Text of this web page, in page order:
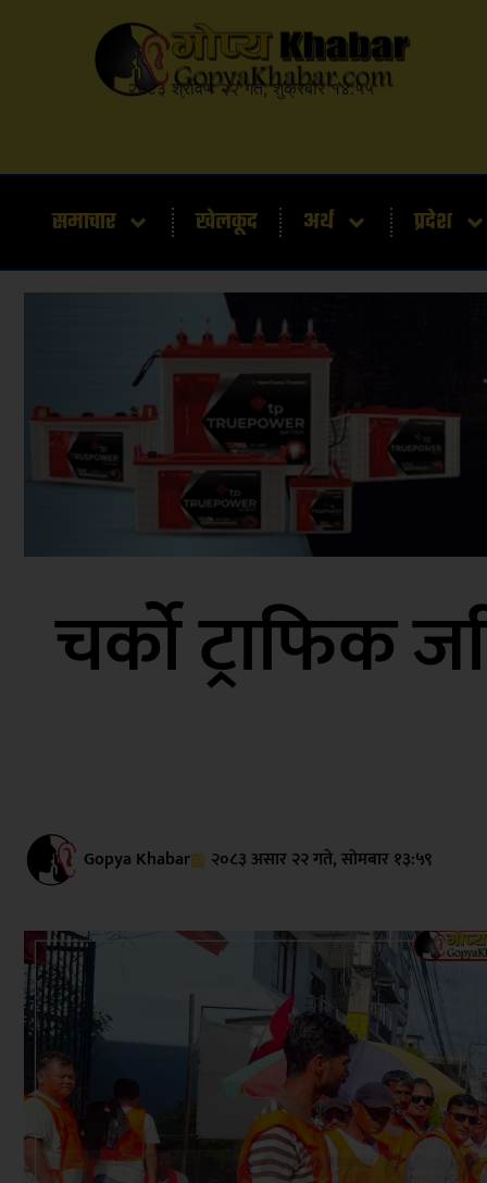
२०८३ श्रावण २२ गते, शुक्रबार १४:५५
समाचार खेलकूद अर्थ प्रदेश
चर्को ट्राफिक
Gopya Khabar २०८३ असार २२ गते, सोमबार १३:५९